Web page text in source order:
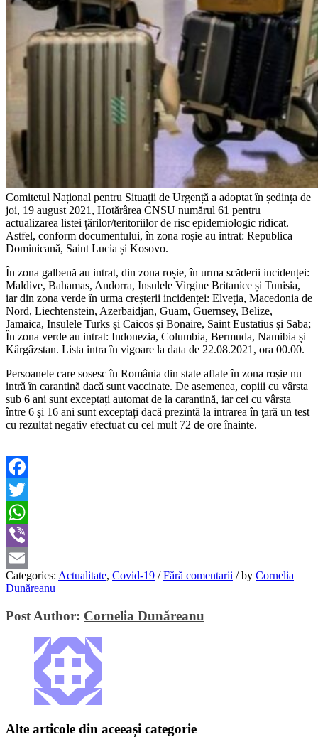
Comitetul Național pentru Situații de Urgență a adoptat în ședința de
joi, 19 august 2021, Hotărârea CNSU numărul 61 pentru
actualizarea listei țărilor/teritoriilor de risc epidemiologic ridicat.
Astfel, conform documentului, în zona roșie au intrat: Republica
Dominicană, Saint Lucia și Kosovo.
În zona galbenă au intrat, din zona roșie, în urma scăderii incidenței:
Maldive, Bahamas, Andorra, Insulele Virgine Britanice și Tunisia,
iar din zona verde în urma creșterii incidenței: Elveția, Macedonia de
Nord, Liechtenstein, Azerbaidjan, Guam, Guernsey, Belize,
Jamaica, Insulele Turks și Caicos și Bonaire, Saint Eustatius și Saba;
În zona verde au intrat: Indonezia, Columbia, Bermuda, Namibia și
Kârgâzstan. Lista intra în vigoare la data de 22.08.2021, ora 00.00.
Persoanele care sosesc în România din state aflate în zona roșie nu
intră în carantină dacă sunt vaccinate. De asemenea, copiii cu vârsta
sub 6 ani sunt exceptați automat de la carantină, iar cei cu vârsta
între 6 şi 16 ani sunt exceptați dacă prezintă la intrarea în ţară un test
cu rezultat negativ efectuat cu cel mult 72 de ore înainte.
Facebook
Twitter
WhatsApp
Viber
Email
Categories: Actualitate, Covid-19 / Fără comentarii /by Cornelia
Dunăreanu
Post Author: Cornelia Dunăreanu
Alte articole din aceeași categorie